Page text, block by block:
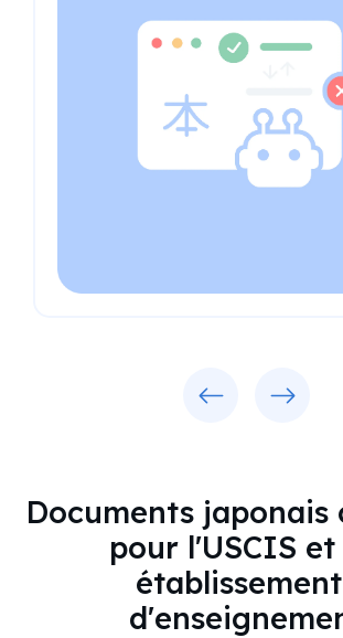
Documents japonais
pour l'USCIS et